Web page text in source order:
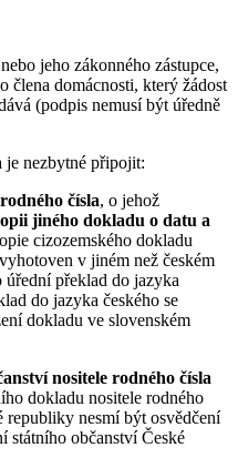
jeho zákonného zástupce,
člena domácnosti, který žádost
(podpis nemusí být úředně
je nezbytné připojit:
čísla, o jehož
jiného dokladu o datu a
cizozemského dokladu
v jiném než českém
překlad do jazyka
do jazyka českého se
dokladu ve slovenském
nositele rodného čísla
dokladu nositele rodného
republiky nesmí být osvědčení
státního občanství České